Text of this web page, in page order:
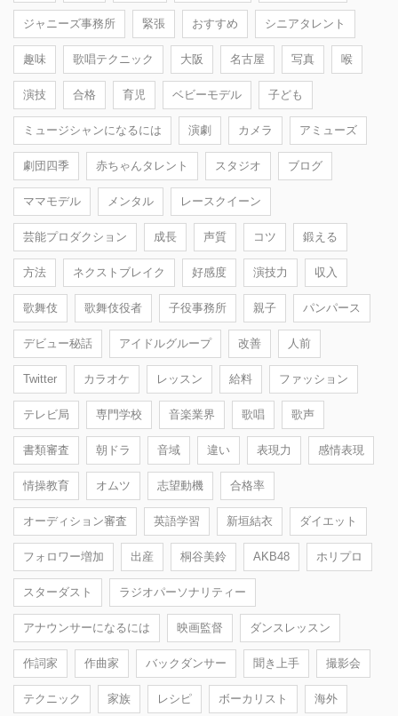
ジャニーズ事務所 緊張 おすすめ シニアタレント
趣味 歌唱テクニック 大阪 名古屋 写真 喉
演技 合格 育児 ベビーモデル 子ども
ミュージシャンになるには 演劇 カメラ アミューズ
劇団四季 赤ちゃんタレント スタジオ ブログ
ママモデル メンタル レースクイーン
芸能プロダクション 成長 声質 コツ 鍛える
方法 ネクストブレイク 好感度 演技力 収入
歌舞伎 歌舞伎役者 子役事務所 親子 パンパース
デビュー秘話 アイドルグループ 改善 人前
Twitter カラオケ レッスン 給料 ファッション
テレビ局 専門学校 音楽業界 歌唱 歌声
書類審査 朝ドラ 音域 違い 表現力 感情表現
情操教育 オムツ 志望動機 合格率
オーディション審査 英語学習 新垣結衣 ダイエット
フォロワー増加 出産 桐谷美鈴 AKB48 ホリプロ
スターダスト ラジオパーソナリティー
アナウンサーになるには 映画監督 ダンスレッスン
作詞家 作曲家 バックダンサー 聞き上手 撮影会
テクニック 家族 レシピ ボーカリスト 海外